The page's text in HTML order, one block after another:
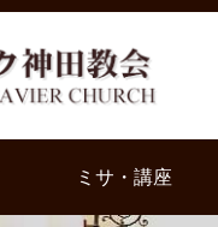
ミサ・講座